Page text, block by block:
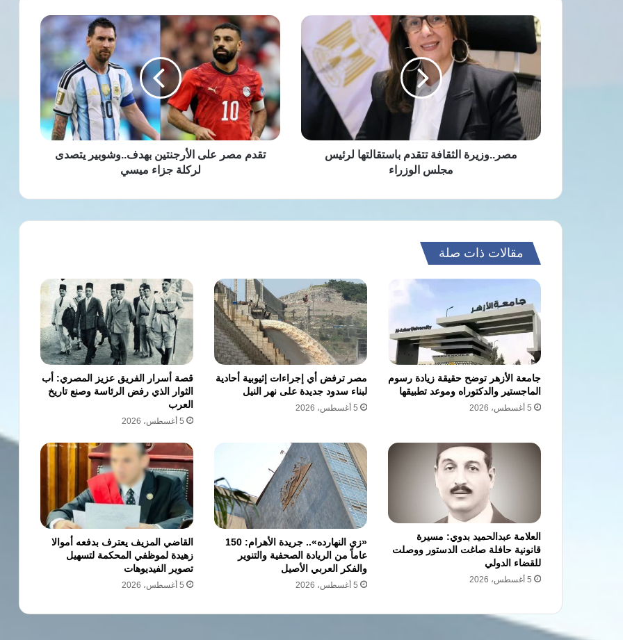
مصر..وزيرة
الثقافة
تتقدم
باستقالتها
لرئيس
مجلس
الوزراء
مصر..وزيرة الثقافة تتقدم باستقالتها لرئيس
مجلس الوزراء
تقدم
مصر
على
الأرجنتين
بهدف..وشوبير
يتصدى
لركلة
جزاء
ميسي
تقدم مصر على الأرجنتين بهدف..وشوبير يتصدى
لركلة جزاء ميسي
مقالات ذات صلة
جامعة الأزهر توضح حقيقة زيادة رسوم
الماجستير والدكتوراه وموعد تطبيقها
5 أغسطس، 2026
مصر ترفض أي إجراءات إثيوبية أحادية
لبناء سدود جديدة على نهر النيل
5 أغسطس، 2026
قصة أسرار الفريق عزيز المصري: أب
الثوار الذي رفض الرئاسة وصنع تاريخ
العرب
5 أغسطس، 2026
العلامة عبدالحميد بدوي: مسيرة
قانونية حافلة صاغت الدستور ووصلت
للقضاء الدولي
5 أغسطس، 2026
«زي النهارده».. جريدة الأهرام: 150
عاماً من الريادة الصحفية والتنوير
والفكر العربي الأصيل
5 أغسطس، 2026
القاضي المزيف يعترف بدفعه أموالا
زهيدة لموظفي المحكمة لتسهيل
تصوير الفيديوهات
5 أغسطس، 2026